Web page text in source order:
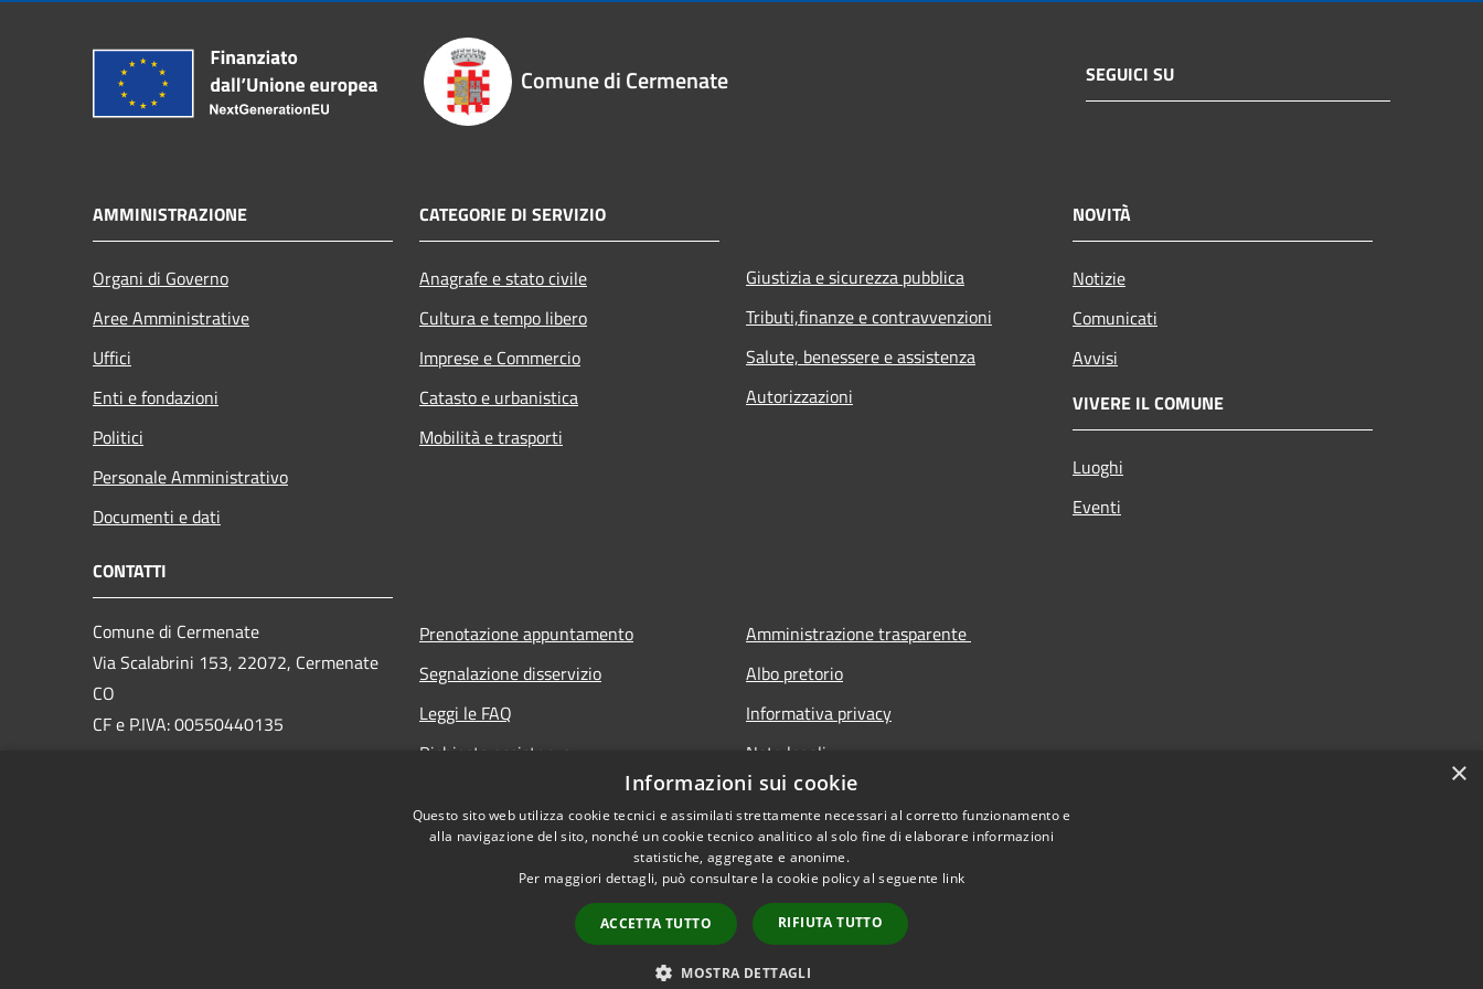
Comune di Cermenate SEGUICI SU
AMMINISTRAZIONE
Organi di Governo
Aree Amministrative
Uffici
Enti e fondazioni
Politici
Personale Amministrativo
Documenti e dati
CATEGORIE DI SERVIZIO
Anagrafe e stato civile
Cultura e tempo libero
Imprese e Commercio
Catasto e urbanistica
Mobilità e trasporti
Giustizia e sicurezza pubblica
Tributi,finanze e contravvenzioni
Salute, benessere e assistenza
Autorizzazioni
NOVITÀ
Notizie
Comunicati
Avvisi
VIVERE IL COMUNE
Luoghi
Eventi
CONTATTI
Comune di Cermenate
Via Scalabrini 153, 22072, Cermenate
CO
CF e P.IVA: 00550440135
Prenotazione appuntamento
Segnalazione disservizio
Leggi le FAQ
Richiesta assistenza
Amministrazione trasparente
Albo pretorio
Informativa privacy
Note legali
Dichiarazione di accessibilità
Copyright © 2026 • Comune di Cermenate • Powered by
×
Informazioni sui cookie
Questo sito web utilizza cookie tecnici e assimilati strettamente necessari al corretto funzionamento e
alla navigazione del sito, nonché un cookie tecnico analitico al solo fine di elaborare informazioni
statistiche, aggregate e anonime.
Per maggiori dettagli, può consultare la cookie policy al seguente link
ACCETTA TUTTO RIFIUTA TUTTO
MOSTRA DETTAGLI